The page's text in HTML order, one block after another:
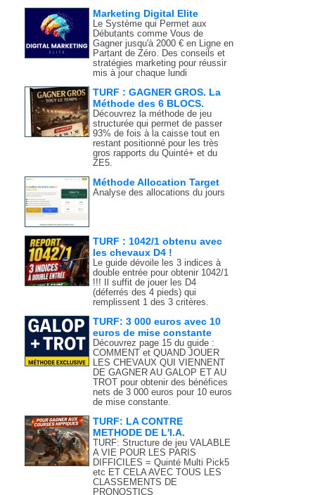
Marketing Digital Elite
Le Système qui Permet aux
Débutants comme Vous de
Gagner jusqu'à 2000 € en Ligne en
Partant de Zéro. Des conseils et
stratégies marketing pour réussir
mis à jour chaque lundi
TURF : GAGNER GROS. La
Méthode des 6 BLOCS.
Découvrez la méthode de jeu
structurée qui permet de passer
93% de fois à la caisse tout en
restant positionné pour les très
gros rapports du Quinté+ et du
ZE5.
Méthode Allocation Target
Analyse des allocations du jours
TURF : 1042/1 obtenu avec
les chevaux D4 !
Le guide dévoile les 3 indices à
double entrée pour obtenir 1042/1
!!! Il suffit de jouer les D4
(déferrés des 4 pieds) qui
remplissent 1 des 3 critères.
TURF: 3 000 euros avec 10
euros de mise constante
Découvrez page 15 du guide :
COMMENT et QUAND JOUER
LES CHEVAUX QUI VIENNENT
DE GAGNER AU GALOP ET AU
TROT pour obtenir des bénéfices
nets de 3 000 euros pour 10 euros
de mise constante.
TURF: LA CONTRE
METHODE DE L'I.A.
TURF: Structure de jeu VALABLE
A VIE POUR LES PARIS
DIFFICILES = Quinté Multi Pick5
etc ET CELA AVEC TOUS LES
CLASSEMENTS DE
PRONOSTICS